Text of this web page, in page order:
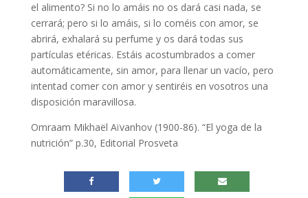
el alimento? Si no lo amáis no os dará casi nada, se
cerrará; pero si lo amáis, si lo coméis con amor, se
abrirá, exhalará su perfume y os dará todas sus
partículas etéricas. Estáis acostumbrados a comer
automáticamente, sin amor, para llenar un vacío, pero
intentad comer con amor y sentiréis en vosotros una
disposición maravillosa.
Omraam Mikhaël Aïvanhov (1900-86). “El yoga de la
nutrición” p.30, Editorial Prosveta